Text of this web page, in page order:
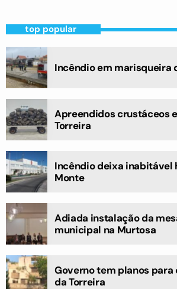
top popular
Incêndio em marisqueira
Apreendidos crustáceos
Torreira
Incêndio deixa inabitável
Monte
Adiada instalação da
municipal na Murtosa
Governo tem planos para
da Torreira